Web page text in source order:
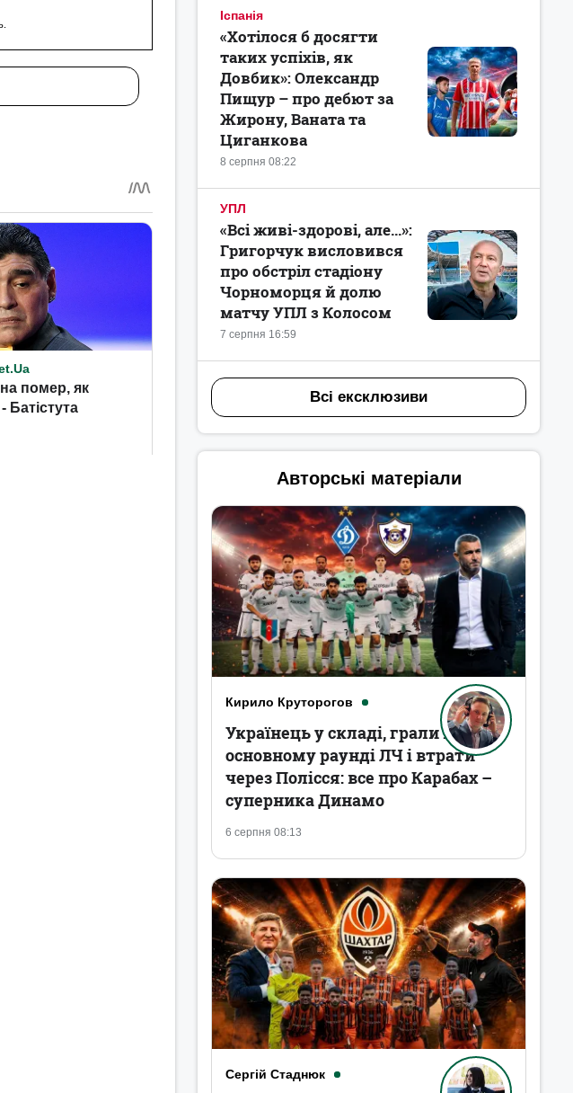
Іспанія
8 серпня 08:22
«Хотілося б досягти
таких успіхів, як
Довбик»: Олександр
Пищур – про дебют за
Жирону, Ваната та
Циганкова
УПЛ
7 серпня 16:59
«Всі живі-здорові, але...»:
Григорчук висловився
про обстріл стадіону
Чорноморця й долю
матчу УПЛ з Колосом
Всі ексклюзиви
Авторські матеріали
Кирило Круторогов
6 серпня 08:13
Українець у складі, грали в
основному раунді ЛЧ і втрати
через Полісся: все про Карабах –
суперника Динамо
Сергій Стаднюк